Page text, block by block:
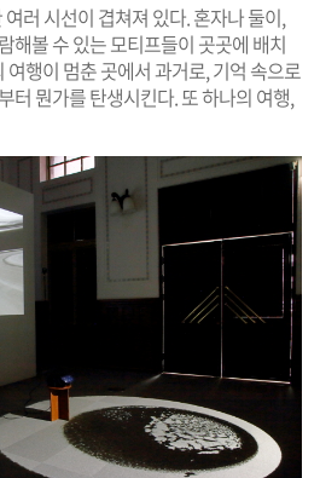
러 시선이 겹쳐져 있다. 혼자나 둘이,
해볼 수 있는 모티프들이 곳곳에 배치
여행이 멈춘 곳에서 과거로, 기억 속으로
터 뭔가를 탄생시킨다. 또 하나의 여행,